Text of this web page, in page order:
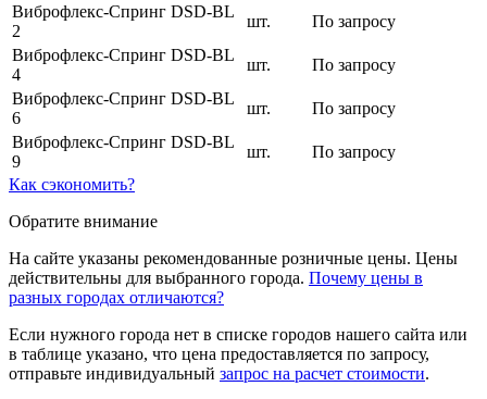
Виброфлекс-Спринг DSD-BL
2
шт.
По запросу
Виброфлекс-Спринг DSD-BL
4
шт.
По запросу
Виброфлекс-Спринг DSD-BL
6
шт.
По запросу
Виброфлекс-Спринг DSD-BL
9
шт.
По запросу
Как сэкономить?
Обратите внимание
На сайте указаны рекомендованные розничные цены. Цены
действительны для выбранного города. Почему цены в
разных городах отличаются?
Если нужного города нет в списке городов нашего сайта или
в таблице указано, что цена предоставляется по запросу,
отправьте индивидуальный запрос на расчет стоимости.